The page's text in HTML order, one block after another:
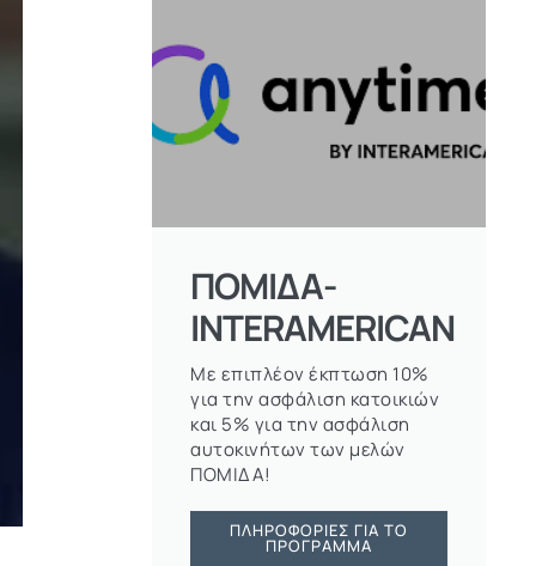
ΠΟΜΙΔΑ-
INTERAMERICAN
Με επιπλέον έκπτωση 10%
για την ασφάλιση κατοικιών
και 5% για την ασφάλιση
αυτοκινήτων των μελών
ΠΟΜΙΔΑ!
ΠΛΗΡΟΦΟΡΊΕΣ ΓΙΑ ΤΟ
ΠΡΌΓΡΑΜΜΑ